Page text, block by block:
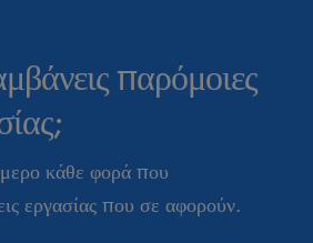
παρόμοιες
κάθε φορά που
εργασίας που σε αφορούν.